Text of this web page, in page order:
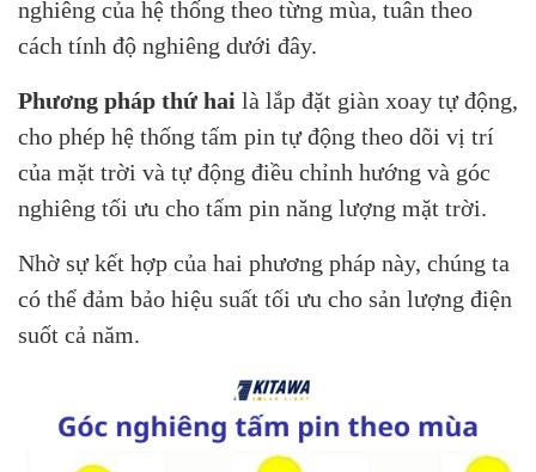
nghiêng của hệ thống theo từng mùa, tuân theo
cách tính độ nghiêng dưới đây.
Phương pháp thứ hai là lắp đặt giàn xoay tự động,
cho phép hệ thống tấm pin tự động theo dõi vị trí
của mặt trời và tự động điều chỉnh hướng và góc
nghiêng tối ưu cho tấm pin năng lượng mặt trời.
Nhờ sự kết hợp của hai phương pháp này, chúng ta
có thể đảm bảo hiệu suất tối ưu cho sản lượng điện
suốt cả năm.